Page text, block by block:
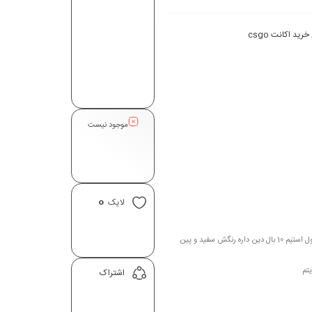
خرید اکانت csgo
بازی های دیگر :تا حالا چیت روش نخورده و 1552 وین کامپ داره و 145 تا وین من داره رنگی لجندری لول استیم 10 بال دین داره رنگش سفید و پین
موجود نیست
لایک 0
اشتراک